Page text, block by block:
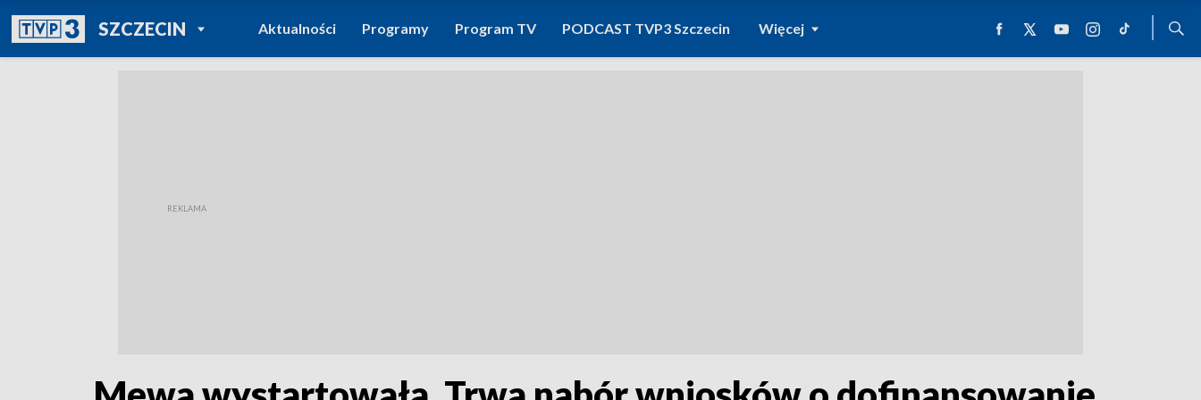
SZCZECINPOWRÓT DO
TVP REGIONY
Aktualności Programy Program TV PODCAST TVP3 Szczecin Więcej